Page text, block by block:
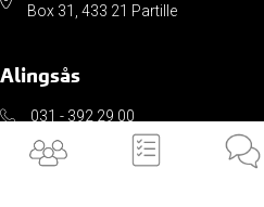
Box 31, 433 21 Partille
Alingsås
031 - 392 29 00